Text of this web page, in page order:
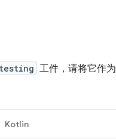
工件，请将它作为
Kotlin